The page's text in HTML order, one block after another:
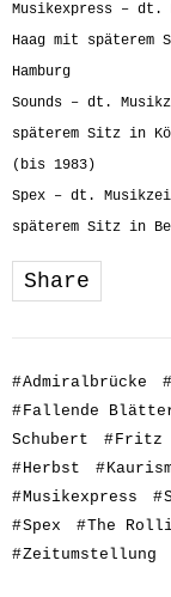
Musikexpress –
Haag mit
Hamburg
Sounds – dt.
späterem Sitz in
(bis 1983)
Spex – dt.
späterem Sitz in
Share
#Admiralbrücke #
#Fallende
Schubert
#Fritz
#Herbst #
#Musikexpress #
#Spex #The
#Zeitumstellung